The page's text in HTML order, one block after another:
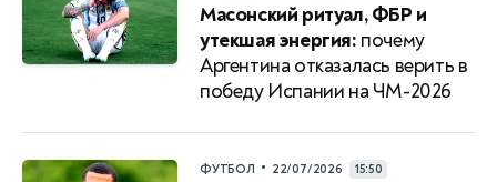
Масонский ритуал, ФБР и
утекшая энергия: почему
Аргентина отказалась верить в
победу Испании на ЧМ-2026
ФУТБОЛ • 22/07/2026 15:50